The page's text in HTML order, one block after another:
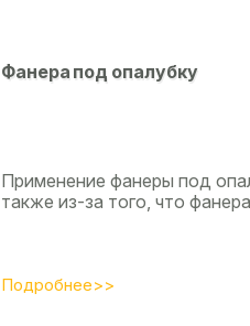
Фанера под опалубку
Применение фанеры под
также из-за того, что
Подробнее>>